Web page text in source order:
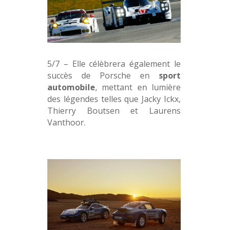
5/7 – Elle célèbrera également le
succès de Porsche en sport
automobile, mettant en lumière
des légendes telles que Jacky Ickx,
Thierry Boutsen et Laurens
Vanthoor.